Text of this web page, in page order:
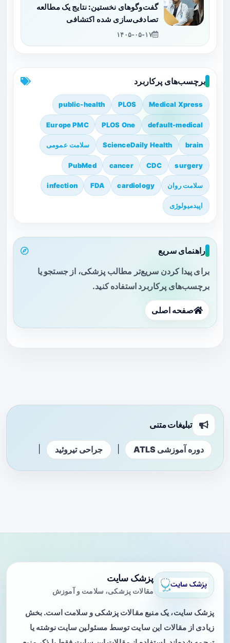
گفت‌وگوهای نخستین: نتایج یک مطالعه
تصادفی‌سازی شده اکتشافی
۱۴۰۵-۰۵-۱۷
برچسب‌های پرکاربرد
Medical Xpress
PLOS
public-health
default-medical
PLOS One
Europe PMC
brain
ScienceDaily Health سلامت عمومی
surgery
CDC
cancer
PubMed
سلامت روان cardiology
FDA
infection
اپیدمیولوژی
راهنمای سریع
برای پیدا کردن سریع‌تر مطالب پزشکی، از جستجو یا
برچسب‌های پرکاربرد استفاده کنید.
صفحه اصلی
تبلیغات متنی
دوره آموزشی ATLS جراحی تیروئید
پزشک سایت
مقالات پزشکی، سلامت و آموزش
پزشک سایت، یک منبع مقالات پزشکی و سلامت است. بخش
زیادی از مقالات این سایت توسط مسئولین سایت نوشته یا